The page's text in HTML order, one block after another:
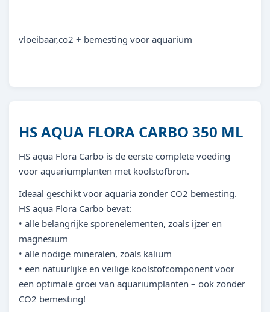
vloeibaar,co2 + bemesting voor aquarium
HS AQUA FLORA CARBO 350 ML
HS aqua Flora Carbo is de eerste complete voeding
voor aquariumplanten met koolstofbron.
Ideaal geschikt voor aquaria zonder CO2 bemesting.
HS aqua Flora Carbo bevat:
• alle belangrijke sporenelementen, zoals ijzer en
magnesium
• alle nodige mineralen, zoals kalium
• een natuurlijke en veilige koolstofcomponent voor
een optimale groei van aquariumplanten – ook zonder
CO2 bemesting!